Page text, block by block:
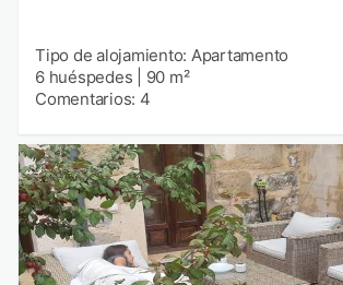
Tipo de alojamiento: Apartamento
6 huéspedes
90 m²
Comentarios: 4